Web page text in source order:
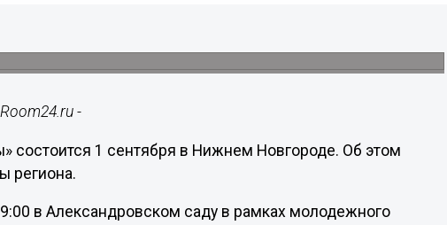
-
состоится 1 сентября в Нижнем Новгороде. Об этом
региона.
в Александровском саду в рамках молодежного